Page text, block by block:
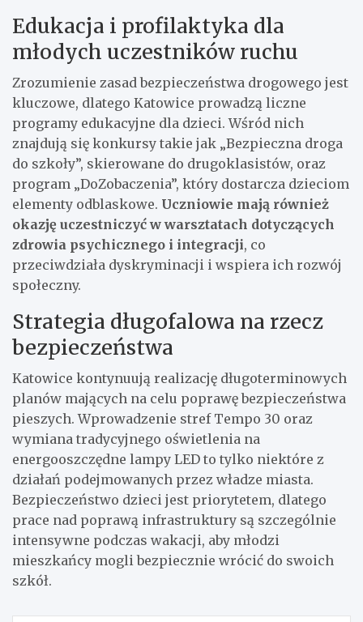
Edukacja i profilaktyka dla
młodych uczestników ruchu
Zrozumienie zasad bezpieczeństwa drogowego jest
kluczowe, dlatego Katowice prowadzą liczne
programy edukacyjne dla dzieci. Wśród nich
znajdują się konkursy takie jak „Bezpieczna droga
do szkoły”, skierowane do drugoklasistów, oraz
program „DoZobaczenia”, który dostarcza dzieciom
elementy odblaskowe. Uczniowie mają również
okazję uczestniczyć w warsztatach dotyczących
zdrowia psychicznego i integracji, co
przeciwdziała dyskryminacji i wspiera ich rozwój
społeczny.
Strategia długofalowa na rzecz
bezpieczeństwa
Katowice kontynuują realizację długoterminowych
planów mających na celu poprawę bezpieczeństwa
pieszych. Wprowadzenie stref Tempo 30 oraz
wymiana tradycyjnego oświetlenia na
energooszczędne lampy LED to tylko niektóre z
działań podejmowanych przez władze miasta.
Bezpieczeństwo dzieci jest priorytetem, dlatego
prace nad poprawą infrastruktury są szczególnie
intensywne podczas wakacji, aby młodzi
mieszkańcy mogli bezpiecznie wrócić do swoich
szkół.